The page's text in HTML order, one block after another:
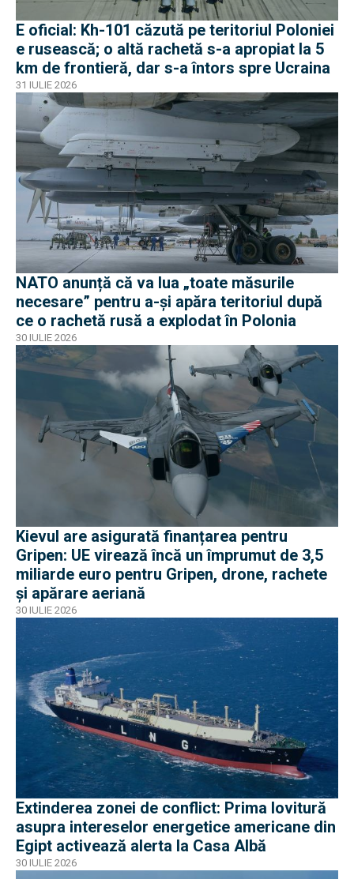
E oficial: Kh-101 căzută pe teritoriul Poloniei
e rusească; o altă rachetă s-a apropiat la 5
km de frontieră, dar s-a întors spre Ucraina
31 IULIE 2026
NATO anunță că va lua „toate măsurile
necesare” pentru a-și apăra teritoriul după
ce o rachetă rusă a explodat în Polonia
30 IULIE 2026
Kievul are asigurată finanțarea pentru
Gripen: UE virează încă un împrumut de 3,5
miliarde euro pentru Gripen, drone, rachete
și apărare aeriană
30 IULIE 2026
Extinderea zonei de conflict: Prima lovitură
asupra intereselor energetice americane din
Egipt activează alerta la Casa Albă
30 IULIE 2026